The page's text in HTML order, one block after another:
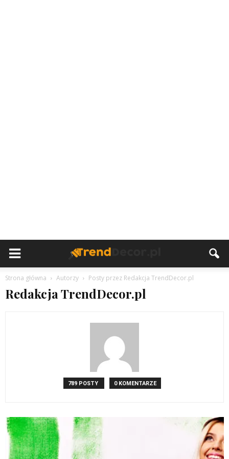
Strona główna Autorzy Posty przez Redakcja TrendDecor.pl
Redakcja TrendDecor.pl
789 POSTY 0 KOMENTARZE